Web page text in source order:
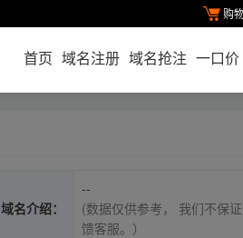
购
首页 域名注册 域名抢注 一口价
域名介绍：
--
(数据仅供参考， 我们不保
馈客服。）